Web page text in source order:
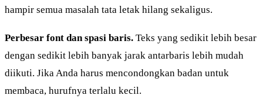
hampir semua masalah tata letak hilang sekaligus.
Perbesar font dan spasi baris. Teks yang sedikit lebih besar
dengan sedikit lebih banyak jarak antarbaris lebih mudah
diikuti. Jika Anda harus mencondongkan badan untuk
membaca, hurufnya terlalu kecil.